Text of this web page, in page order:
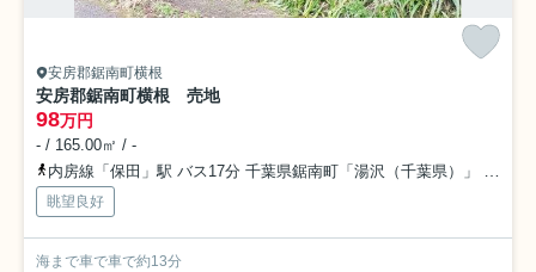
安房郡鋸南町横根
安房郡鋸南町横根 売地
98万円
- / 165.00㎡ / -
内房線「保田」駅 バス17分 千葉県鋸南町「湯沢（千葉県）」 停歩15分
眺望良好
海まで車で車で約13分